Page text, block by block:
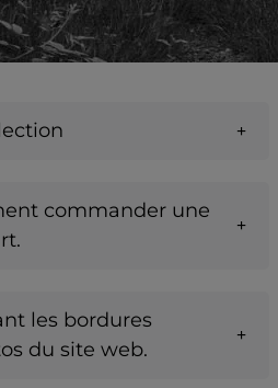
commander une
les bordures
du site web.